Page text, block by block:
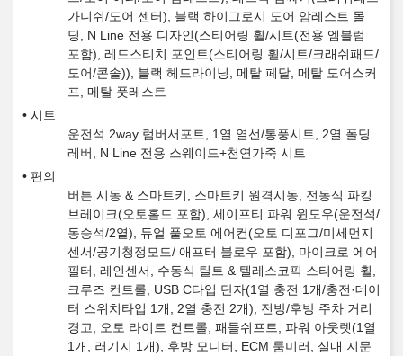
가니쉬/도어 센터), 블랙 하이그로시 도어 암레스트 몰
딩, N Line 전용 디자인(스티어링 휠/시트(전용 엠블럼
포함), 레드스티치 포인트(스티어링 휠/시트/크래쉬패드/
도어/콘솔)), 블랙 헤드라이닝, 메탈 페달, 메탈 도어스커
프, 메탈 풋레스트
시트
운전석 2way 럼버서포트, 1열 열선/통풍시트, 2열 폴딩
레버, N Line 전용 스웨이드+천연가죽 시트
편의
버튼 시동 & 스마트키, 스마트키 원격시동, 전동식 파킹
브레이크(오토홀드 포함), 세이프티 파워 윈도우(운전석/
동승석/2열), 듀얼 풀오토 에어컨(오토 디포그/미세먼지
센서/공기청정모드/ 애프터 블로우 포함), 마이크로 에어
필터, 레인센서, 수동식 틸트 & 텔레스코픽 스티어링 휠,
크루즈 컨트롤, USB C타입 단자(1열 충전 1개/충전·데이
터 스위치타입 1개, 2열 충전 2개), 전방/후방 주차 거리
경고, 오토 라이트 컨트롤, 패들쉬프트, 파워 아웃렛(1열
1개, 러기지 1개), 후방 모니터, ECM 룸미러, 실내 지문